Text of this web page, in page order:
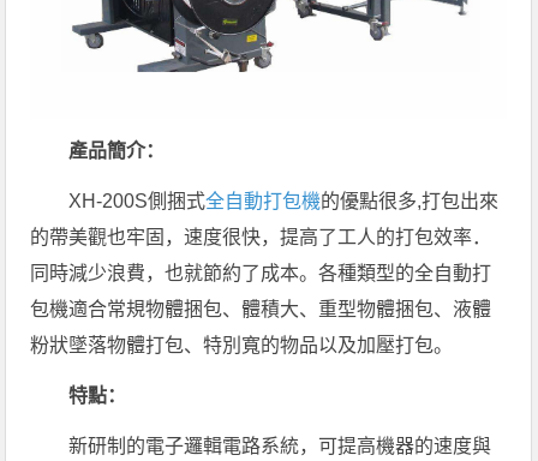
產品簡介：
XH-200S側捆式全自動打包機的優點很多,打包出來
的帶美觀也牢固，速度很快，提高了工人的打包效率．
同時減少浪費，也就節約了成本。各種類型的全自動打
包機適合常規物體捆包、體積大、重型物體捆包、液體
粉狀墜落物體打包、特別寬的物品以及加壓打包。
特點：
新研制的電子邏輯電路系統，可提高機器的速度與